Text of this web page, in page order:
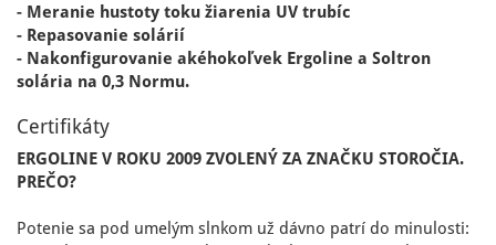
- Meranie hustoty toku žiarenia UV trubíc
- Repasovanie solárií
- Nakonfigurovanie akéhokoľvek Ergoline a Soltron
solária na 0,3 Normu.
Certifikáty
ERGOLINE V ROKU 2009 ZVOLENÝ ZA ZNAČKU STOROČIA.
PREČO?
Potenie sa pod umelým slnkom už dávno patrí do minulosti: